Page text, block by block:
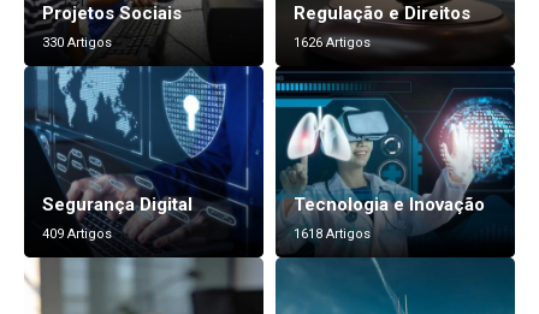
Projetos Sociais
330 Artigos
Regulação e Direitos
1626 Artigos
Segurança Digital
409 Artigos
Tecnologia e Inovação
1618 Artigos